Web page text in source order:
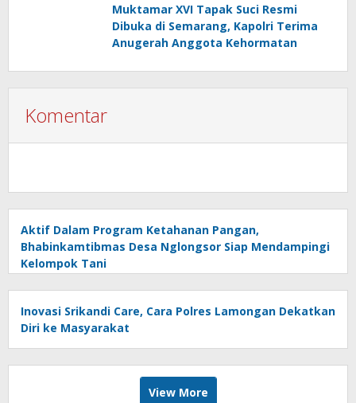
Muktamar XVI Tapak Suci Resmi
Dibuka di Semarang, Kapolri Terima
Anugerah Anggota Kehormatan
Komentar
Aktif Dalam Program Ketahanan Pangan,
Bhabinkamtibmas Desa Nglongsor Siap Mendampingi
Kelompok Tani
Inovasi Srikandi Care, Cara Polres Lamongan Dekatkan
Diri ke Masyarakat
View More